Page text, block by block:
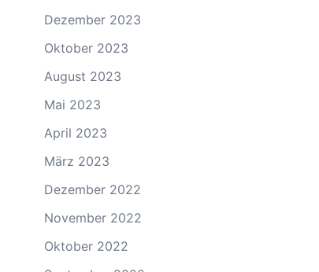
Dezember 2023
Oktober 2023
August 2023
Mai 2023
April 2023
März 2023
Dezember 2022
November 2022
Oktober 2022